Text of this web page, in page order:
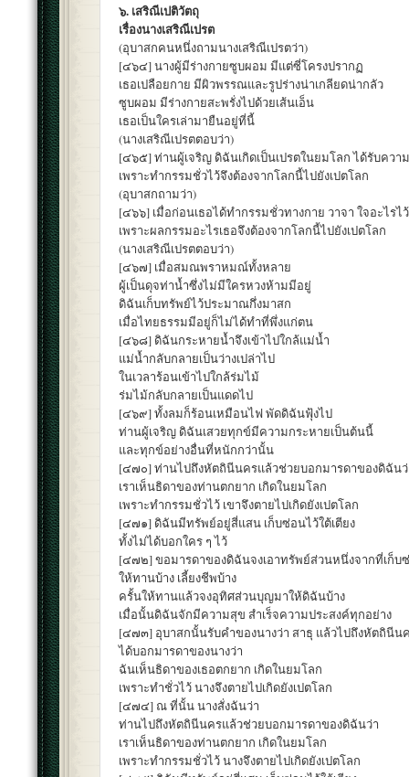
๖. เสริณีเปติวัตถุ
เรื่องนางเสริณีเปรต
(อุบาสกคนหนึ่งถามนางเสริณีเปรตว่า)
[๔๖๔] นางผู้มีร่างกายซูบผอม มีแต่ซี่โครงปรากฏ
เธอเปลือยกาย มีผิวพรรณและรูปร่างน่าเกลียดน่ากลัว
ซูบผอม มีร่างกายสะพรั่งไปด้วยเส้นเอ็น
เธอเป็นใครเล่ามายืนอยู่ที่นี้
(นางเสริณีเปรตตอบว่า)
[๔๖๕] ท่านผู้เจริญ ดิฉันเกิดเป็นเปรตในยมโลก ได้รับควา
เพราะทำกรรมชั่วไว้จึงต้องจากโลกนี้ไปยังเปตโลก
(อุบาสกถามว่า)
[๔๖๖] เมื่อก่อนเธอได้ทำกรรมชั่วทางกาย วาจา ใจอะไรไ
เพราะผลกรรมอะไรเธอจึงต้องจากโลกนี้ไปยังเปตโลก
(นางเสริณีเปรตตอบว่า)
[๔๖๗] เมื่อสมณพราหมณ์ทั้งหลาย
ผู้เป็นดุจท่าน้ำซึ่งไม่มีใครหวงห้ามมีอยู่
ดิฉันเก็บทรัพย์ไว้ประมาณกึ่งมาสก
เมื่อไทยธรรมมีอยู่ก็ไม่ได้ทำที่พึ่งแก่ตน
[๔๖๘] ดิฉันกระหายน้ำจึงเข้าไปใกล้แม่น้ำ
แม่น้ำกลับกลายเป็นว่างเปล่าไป
ในเวลาร้อนเข้าไปใกล้ร่มไม้
ร่มไม้กลับกลายเป็นแดดไป
[๔๖๙] ทั้งลมก็ร้อนเหมือนไฟ พัดดิฉันฟุ้งไป
ท่านผู้เจริญ ดิฉันเสวยทุกข์มีความกระหายเป็นต้นนี้
และทุกข์อย่างอื่นที่หนักกว่านั้น
[๔๗๐] ท่านไปถึงหัตถินีนครแล้วช่วยบอกมารดาของดิฉัน
เราเห็นธิดาของท่านตกยาก เกิดในยมโลก
เพราะทำกรรมชั่วไว้ เขาจึงตายไปเกิดยังเปตโลก
[๔๗๑] ดิฉันมีทรัพย์อยู่สี่แสน เก็บซ่อนไว้ใต้เตียง
ทั้งไม่ได้บอกใคร ๆ ไว้
[๔๗๒] ขอมารดาของดิฉันจงเอาทรัพย์ส่วนหนึ่งจากที่เก็บ
ให้ทานบ้าง เลี้ยงชีพบ้าง
ครั้นให้ทานแล้วจงอุทิศส่วนบุญมาให้ดิฉันบ้าง
เมื่อนั้นดิฉันจักมีความสุข สำเร็จความประสงค์ทุกอย่าง
[๔๗๓] อุบาสกนั้นรับคำของนางว่า สาธุ แล้วไปถึงหัตถินีน
ได้บอกมารดาของนางว่า
ฉันเห็นธิดาของเธอตกยาก เกิดในยมโลก
เพราะทำชั่วไว้ นางจึงตายไปเกิดยังเปตโลก
[๔๗๔] ณ ที่นั้น นางสั่งฉันว่า
ท่านไปถึงหัตถินีนครแล้วช่วยบอกมารดาของดิฉันว่า
เราเห็นธิดาของท่านตกยาก เกิดในยมโลก
เพราะทำกรรมชั่วไว้ นางจึงตายไปเกิดยังเปตโลก